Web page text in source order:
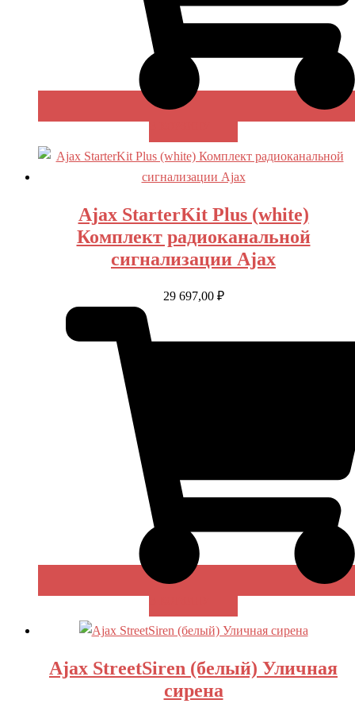
Ajax StarterKit Plus (white)
Комплект радиоканальной
сигнализации Ajax
29 697,00 ₽
Ajax StreetSiren (белый) Уличная
сирена